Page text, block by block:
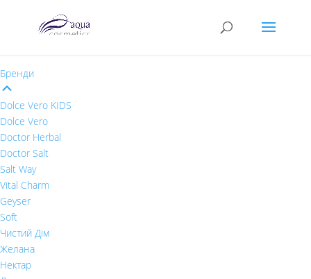
Бренди
Dolce Vero KIDS
Dolce Vero
Doctor Herbal
Doctor Salt
Salt Way
Vital Charm
Geyser
Soft
Чистий Дім
Желана
Нектар